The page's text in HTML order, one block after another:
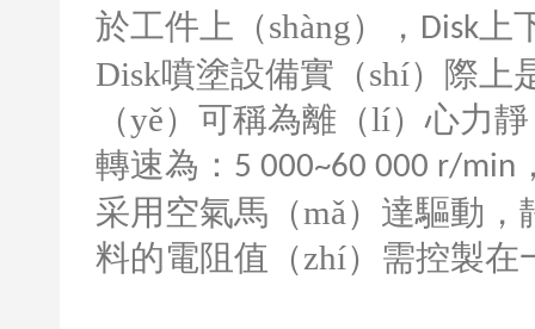
於工件上（shàng）， Disk
Disk噴塗設備實（shí）際上
（yě）可稱為離（lí）心力
轉速為： 5 000~60 000 r/min
采用空氣馬（mǎ）達驅動
料的電阻值（zhí）需控製